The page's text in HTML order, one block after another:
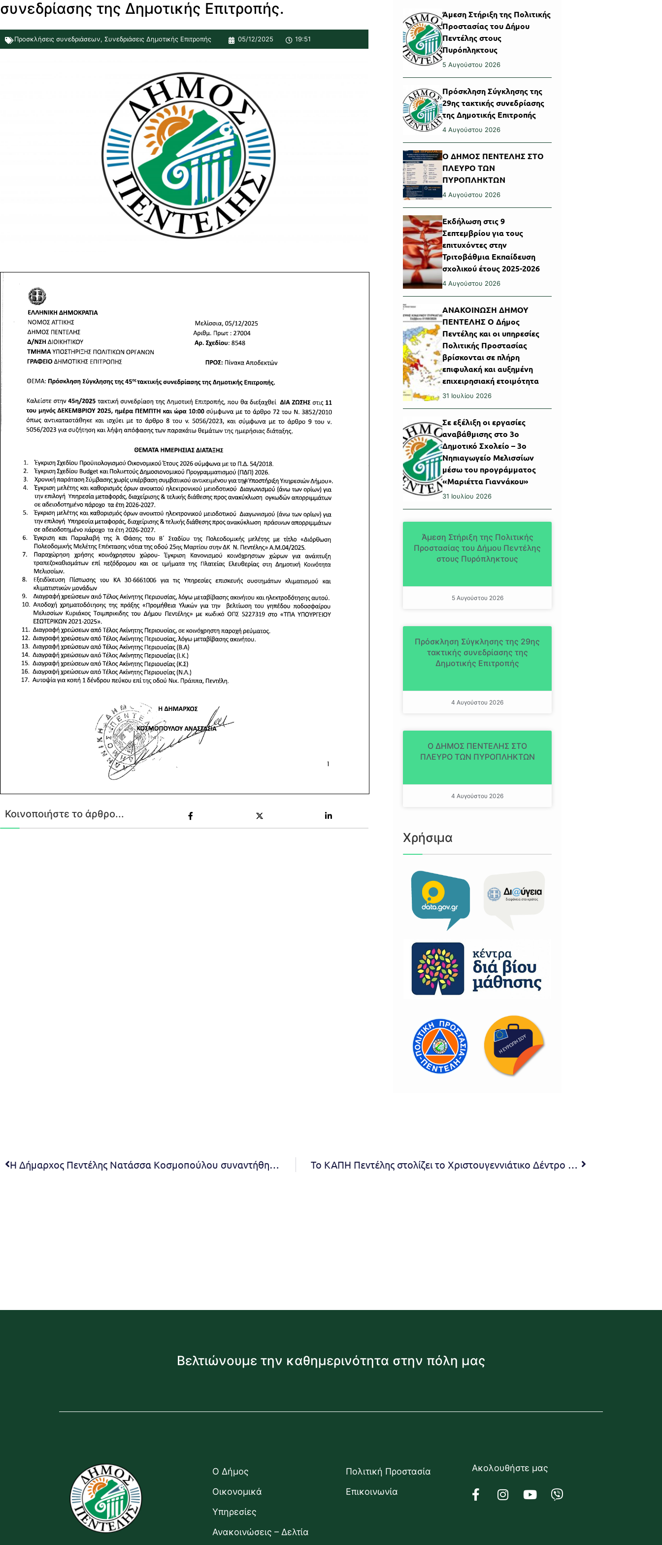
συνεδρίασης της Δημοτικής Επιτροπής.
Προσκλήσεις συνεδριάσεων, Συνεδριάσεις Δημοτικής Επιτροπής 05/12/2025 19:51
Κοινοποιήστε το άρθρο...
Άμεση Στήριξη της Πολιτικής
Προστασίας του Δήμου
Πεντέλης στους
Πυρόπληκτους
5 Αυγούστου 2026
Πρόσκληση Σύγκλησης της
29ης τακτικής συνεδρίασης
της Δημοτικής Επιτροπής
4 Αυγούστου 2026
Ο ΔΗΜΟΣ ΠΕΝΤΕΛΗΣ ΣΤΟ
ΠΛΕΥΡΟ ΤΩΝ
ΠΥΡΟΠΛΗΚΤΩΝ
4 Αυγούστου 2026
Εκδήλωση στις 9
Σεπτεμβρίου για τους
επιτυχόντες στην
Τριτοβάθμια Εκπαίδευση
σχολικού έτους 2025-2026
4 Αυγούστου 2026
ΑΝΑΚΟΙΝΩΣΗ ΔΗΜΟΥ
ΠΕΝΤΕΛΗΣ Ο Δήμος
Πεντέλης και οι υπηρεσίες
Πολιτικής Προστασίας
βρίσκονται σε πλήρη
επιφυλακή και αυξημένη
επιχειρησιακή ετοιμότητα
31 Ιουλίου 2026
Σε εξέλιξη οι εργασίες
αναβάθμισης στο 3ο
Δημοτικό Σχολείο – 3ο
Νηπιαγωγείο Μελισσίων
μέσω του προγράμματος
«Μαριέττα Γιαννάκου»
31 Ιουλίου 2026
Άμεση Στήριξη της Πολιτικής
Προστασίας του Δήμου Πεντέλης
στους Πυρόπληκτους
5 Αυγούστου 2026
Πρόσκληση Σύγκλησης της 29ης
τακτικής συνεδρίασης της
Δημοτικής Επιτροπής
4 Αυγούστου 2026
Ο ΔΗΜΟΣ ΠΕΝΤΕΛΗΣ ΣΤΟ
ΠΛΕΥΡΟ ΤΩΝ ΠΥΡΟΠΛΗΚΤΩΝ
4 Αυγούστου 2026
Χρήσιμα
Η Δήμαρχος Πεντέλης Νατάσσα Κοσμοπούλου συναντήθηκε με εκπροσώπους αθλητικών συλλόγων της πόλης – Πρόταση για καθιέρωση της ετήσιας “Γιορτής του Αθλητή” Το ΚΑΠΗ Πεντέλης στολίζει το Χριστουγεννιάτικο Δέντρο του!
Βελτιώνουμε την καθημερινότητα στην πόλη μας
Ο Δήμος
Οικονομικά
Υπηρεσίες
Ανακοινώσεις – Δελτία
Πολιτική Προστασία
Επικοινωνία
Ακολουθήστε μας